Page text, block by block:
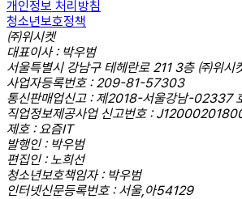
개인정보 처리방침
청소년보호정책
㈜위시켓
대표이사 : 박우범
서울특별시 강남구 테헤란로 211 3층 ㈜위시
사업자등록번호 : 209-81-57303
통신판매업신고 : 제2018-서울강남-02337
직업정보제공사업 신고번호 :
제호 : 요즘IT
발행인 : 박우범
편집인 : 노희선
청소년보호책임자 : 박우범
인터넷신문등록번호 : 서울,아54129